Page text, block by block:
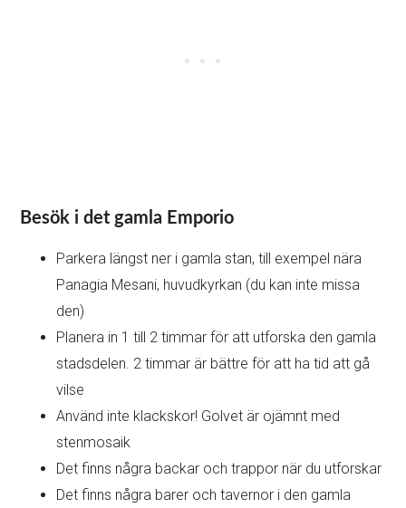
Besök i det gamla Emporio
Parkera längst ner i gamla stan, till exempel nära
Panagia Mesani, huvudkyrkan (du kan inte missa
den)
Planera in 1 till 2 timmar för att utforska den gamla
stadsdelen. 2 timmar är bättre för att ha tid att gå
vilse
Använd inte klackskor! Golvet är ojämnt med
stenmosaik
Det finns några backar och trappor när du utforskar
Det finns några barer och tavernor i den gamla